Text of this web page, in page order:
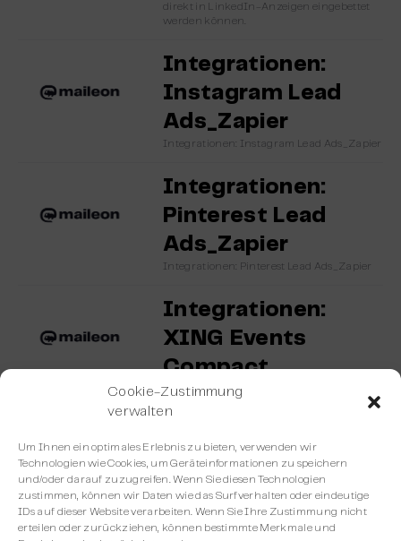
Cookie-Zustimmung
verwalten
Um Ihnen ein optimales Erlebnis zu bieten, verwenden wir
Technologien wie Cookies, um Geräteinformationen zu speichern
und/oder darauf zuzugreifen. Wenn Sie diesen Technologien
zustimmen, können wir Daten wie das Surfverhalten oder eindeutige
IDs auf dieser Website verarbeiten. Wenn Sie Ihre Zustimmung nicht
erteilen oder zurückziehen, können bestimmte Merkmale und
direkt in LinkedIn-Anzeigen eingebettet
werden können.
Integrationen:
Instagram Lead
Ads_Zapier
Integrationen: Instagram Lead Ads_Zapier
Integrationen:
Pinterest Lead
Ads_Zapier
Integrationen: Pinterest Lead Ads_Zapier
Integrationen:
XING Events
Compact
Integrationen: XING Events Compact
Facebook Lead Ads
Compact
Integrationen: Facebook Lead Ads
Compact